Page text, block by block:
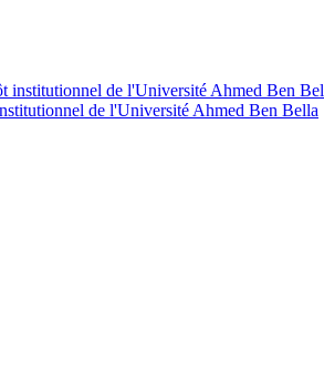
de l'Université Ahmed Ben Bella